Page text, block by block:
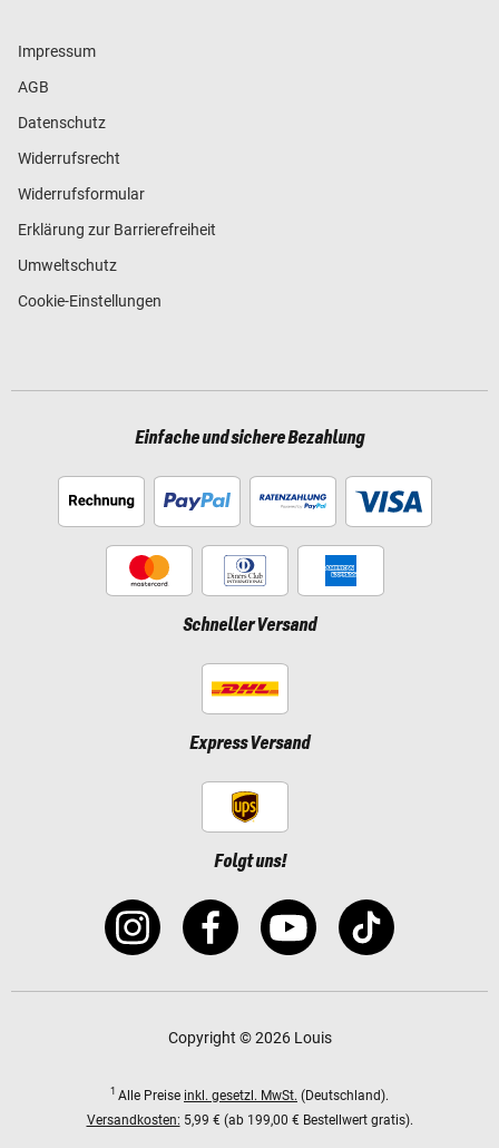
Impressum
AGB
Datenschutz
Widerrufsrecht
Widerrufsformular
Erklärung zur Barrierefreiheit
Umweltschutz
Cookie-Einstellungen
Einfache und sichere Bezahlung
Schneller Versand
Express Versand
Folgt uns!
Copyright © 2026 Louis
1 Alle Preise inkl. gesetzl. MwSt. (Deutschland).
Versandkosten: 5,99 € (ab 199,00 € Bestellwert gratis).